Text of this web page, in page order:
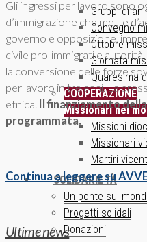
Gruppi di
Convegno
Ottobre
Giornata
Quaresima
COOPERAZIONE
Missionari nel
Missioni
Missionari
Martiri
SOLIDARIETÀ
Un ponte sul
Progetti solidali
Donazioni
Gli ingressi per lavoro sono
d’immigrazione che mette
governo e opposizione,
civile pro-immigrati e
la conversione delle forze
per lavoro in tre anni. La
etnica. Il finanziamento
programmata.
Continua a leggere su
Ultime news